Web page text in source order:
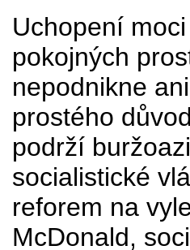
Uchopení
pokojných
nepodnikne
prostého
podrží
socialistické
reforem na
McDonald,